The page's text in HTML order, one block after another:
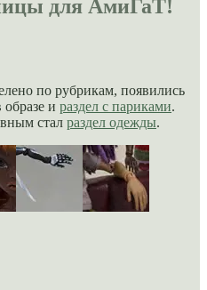
для АмиГаТ!
по рубрикам, появились
и раздел с париками.
стал раздел одежды.